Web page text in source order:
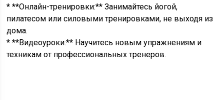
* **Онлайн-тренировки:** Занимайтесь йогой,
пилатесом или силовыми тренировками, не выходя из
дома.
* **Видеоуроки:** Научитесь новым упражнениям и
техникам от профессиональных тренеров.